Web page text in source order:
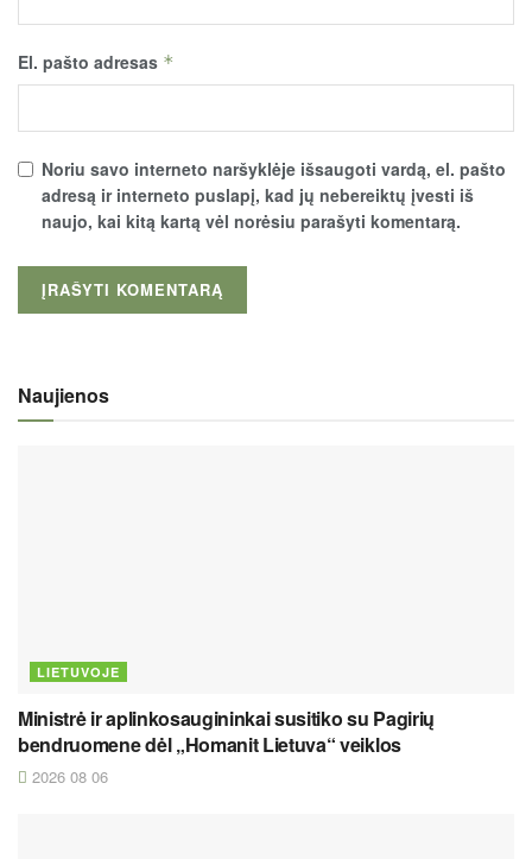
El. pašto adresas *
Noriu savo interneto naršyklėje išsaugoti vardą, el. pašto
adresą ir interneto puslapį, kad jų nebereiktų įvesti iš
naujo, kai kitą kartą vėl norėsiu parašyti komentarą.
Naujienos
LIETUVOJE
Ministrė ir aplinkosaugininkai susitiko su Pagirių
bendruomene dėl „Homanit Lietuva“ veiklos
2026 08 06